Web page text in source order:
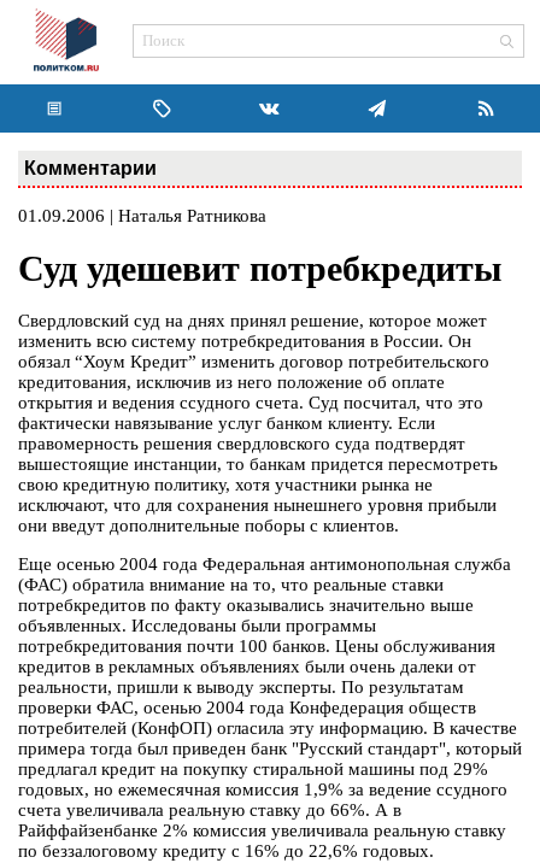
Комментарии
01.09.2006 | Наталья Ратникова
Суд удешевит потребкредиты
Свердловский суд на днях принял решение, которое может
изменить всю систему потребкредитования в России. Он
обязал “Хоум Кредит” изменить договор потребительского
кредитования, исключив из него положение об оплате
открытия и ведения ссудного счета. Суд посчитал, что это
фактически навязывание услуг банком клиенту. Если
правомерность решения свердловского суда подтвердят
вышестоящие инстанции, то банкам придется пересмотреть
свою кредитную политику, хотя участники рынка не
исключают, что для сохранения нынешнего уровня прибыли
они введут дополнительные поборы с клиентов.
Еще осенью 2004 года Федеральная антимонопольная служба
(ФАС) обратила внимание на то, что реальные ставки
потребкредитов по факту оказывались значительно выше
объявленных. Исследованы были программы
потребкредитования почти 100 банков. Цены обслуживания
кредитов в рекламных объявлениях были очень далеки от
реальности, пришли к выводу эксперты. По результатам
проверки ФАС, осенью 2004 года Конфедерация обществ
потребителей (КонфОП) огласила эту информацию. В качестве
примера тогда был приведен банк "Русский стандарт", который
предлагал кредит на покупку стиральной машины под 29%
годовых, но ежемесячная комиссия 1,9% за ведение ссудного
счета увеличивала реальную ставку до 66%. А в
Райффайзенбанке 2% комиссия увеличивала реальную ставку
по беззалоговому кредиту с 16% до 22,6% годовых.